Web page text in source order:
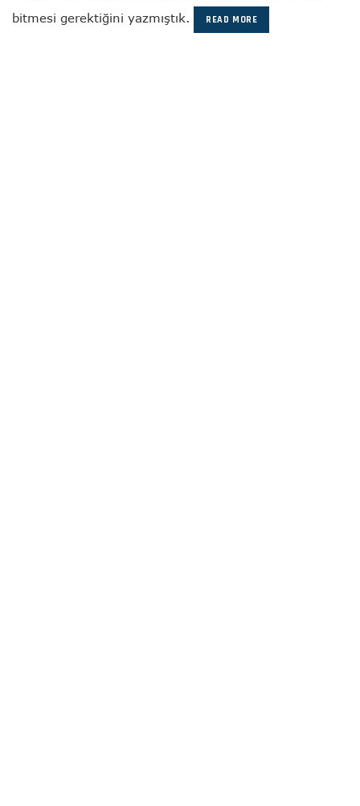
bitmesi gerektiğini yazmıştık.
READ MORE